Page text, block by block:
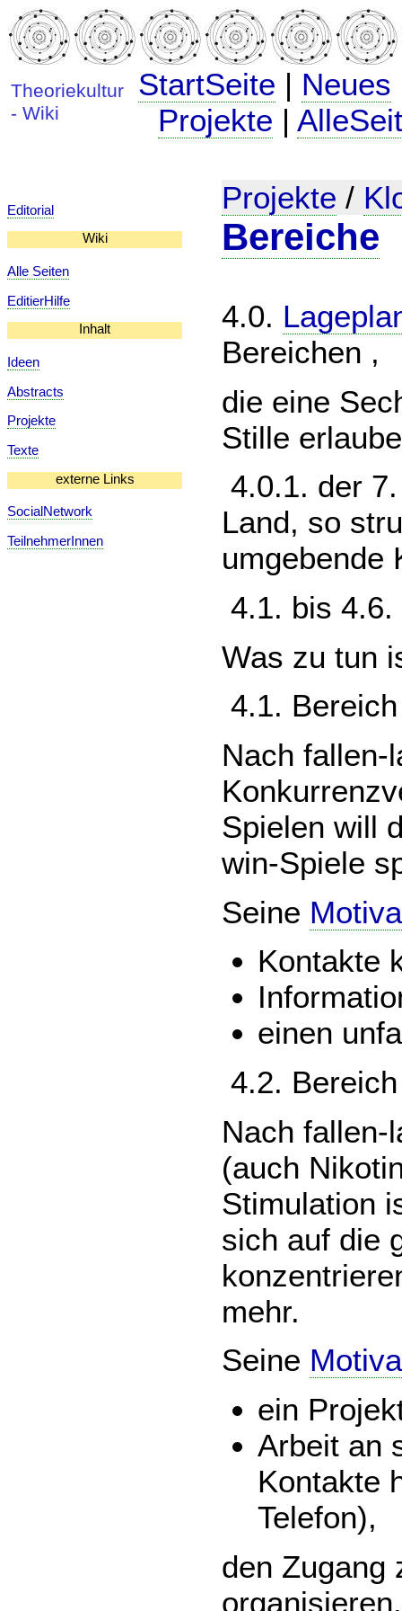
Theoriekultur
- Wiki
StartSeite | Neues
Projekte |
Editorial
Wiki
Alle Seiten
EditierHilfe
Inhalt
Ideen
Abstracts
Projekte
Texte
externe Links
SocialNetwork
TeilnehmerInnen
Projekte /
Bereiche
4.0.
Bereichen ,
die eine
Stille
4.0.1. der
Land, so
umgebende
4.1. bis
Was zu tun
4.1.
Nach fallen-
Spielen will
win-Spiele
Seine
Kontakte
einen
4.2.
Nach fallen-
(auch
Stimulation
sich auf die
mehr.
Seine
ein
Arbeit an
Kontakte
Telefon),
den Zugang
organisieren.